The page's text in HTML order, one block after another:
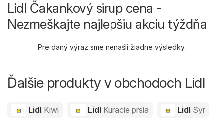
Lidl Čakankový sirup cena -
Nezmeškajte najlepšiu akciu týždňa
Pre daný výraz sme nenašli žiadne výsledky.
Ďalšie produkty v obchodoch Lidl
Lidl Kiwi Lidl Kuracie prsia Lidl Syr